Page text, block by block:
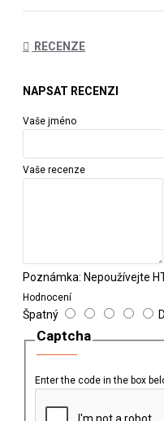
RECENZE
Pro tento výrobek nebyly
NAPSAT RECENZI
Poznámka: Nepoužívejte
Špatný
Enter the code in the box